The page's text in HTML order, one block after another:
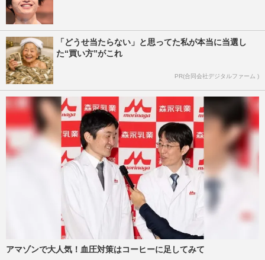
「どうせ当たらない」と思ってた私が本当に当選し
た“買い方”がこれ
PR(合同会社デジタルファーム )
アマゾンで大人気！血圧対策はコーヒーに足してみて